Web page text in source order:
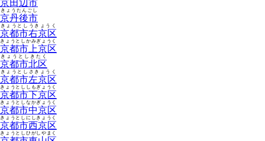
京田辺市
京丹後市
きょうたんごし
京都市右京区
きょうとしうきょうく
京都市上京区
きょうとしかみぎょうく
京都市北区
きょうとしきたく
京都市左京区
きょうとしさきょうく
京都市下京区
きょうとししもぎょうく
京都市中京区
きょうとしなかぎょうく
京都市西京区
きょうとしにしきょうく
きょうとしひがしやまく